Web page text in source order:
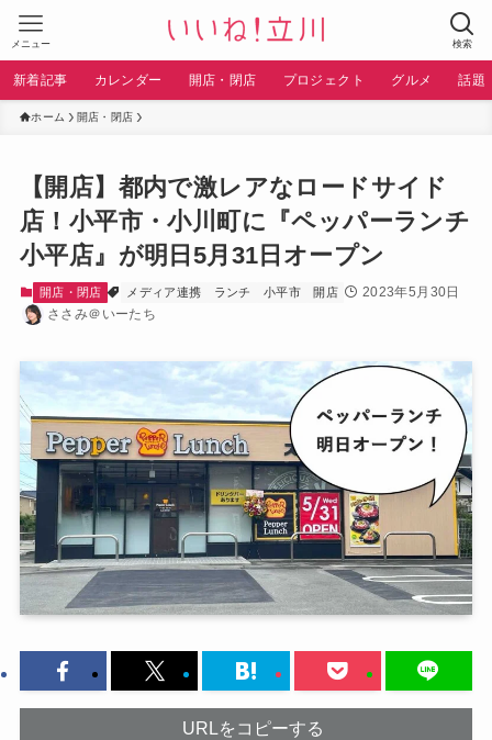
検索
メニュー
新着記事 カレンダー 開店・閉店 プロジェクト グルメ 話題
ホーム 開店・閉店
【開店】都内で激レアなロードサイド
店！小平市・小川町に『ペッパーランチ
小平店』が明日5月31日オープン
開店・閉店 メディア連携 ランチ 小平市 開店
2023年5月30日
ささみ＠いーたち
URLをコピーする